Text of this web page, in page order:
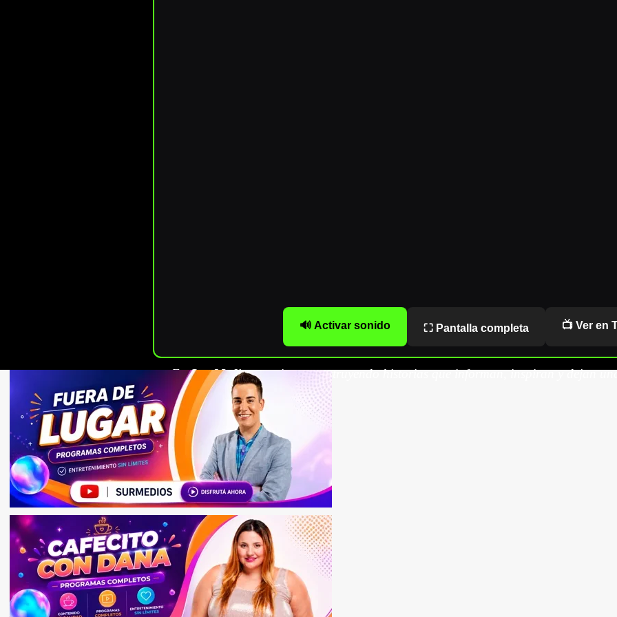
🔊 Activar sonido ⛶ Pantalla completa 📺 Ver en
EnSur Mediosseguimos construyendo historias que informan, inspiran y dejan